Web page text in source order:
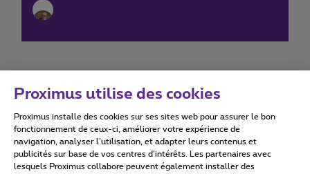
Conditions d'utilisation Accessibility statement
Proximus utilise des cookies
Proximus installe des cookies sur ses sites web pour assurer le bon
fonctionnement de ceux-ci, améliorer votre expérience de
navigation, analyser l’utilisation, et adapter leurs contenus et
publicités sur base de vos centres d’intérêts. Les partenaires avec
lesquels Proximus collabore peuvent également installer des